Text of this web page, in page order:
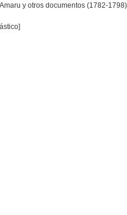
y otros documentos (1782-